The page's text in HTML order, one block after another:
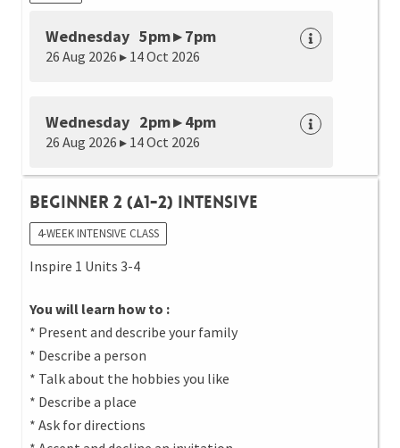
Wednesday 5pm ▸ 7pm
26 Aug 2026 ▸ 14 Oct 2026
Wednesday 2pm ▸ 4pm
26 Aug 2026 ▸ 14 Oct 2026
Beginner 2 (A1-2) Intensive
4-WEEK INTENSIVE CLASS
Inspire 1 Units 3-4
You will learn how to :
* Present and describe your family
* Describe a person
* Talk about the hobbies you like
* Describe a place
* Ask for directions